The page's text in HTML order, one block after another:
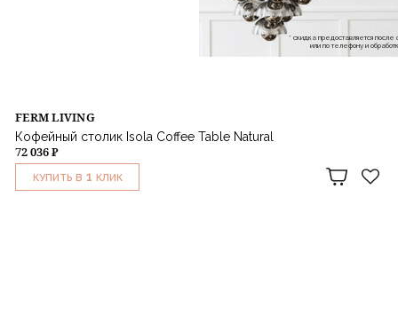
FERM LIVING
Кофейный столик Isola Coffee Table Natural
72 036 ₽
КУПИТЬ В 1 КЛИК
* скидка предоставляется
или по телефону и